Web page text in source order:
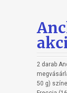
2 darab
50 g)